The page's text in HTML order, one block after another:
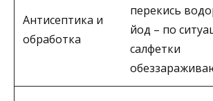
Антисептика и
обработка
перекись
йод – по
салфетки